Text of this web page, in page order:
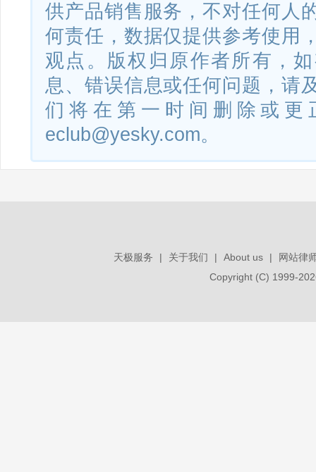
供产品销售服务，不对任何人
何责任，数据仅提供参考使用
观点。版权归原作者所有，
息、错误信息或任何问题，请
们将在第一时间删除或更
eclub@yesky.com。
天极服务 | 关于我们 | About us |
网站律
Copyright (C) 1999-